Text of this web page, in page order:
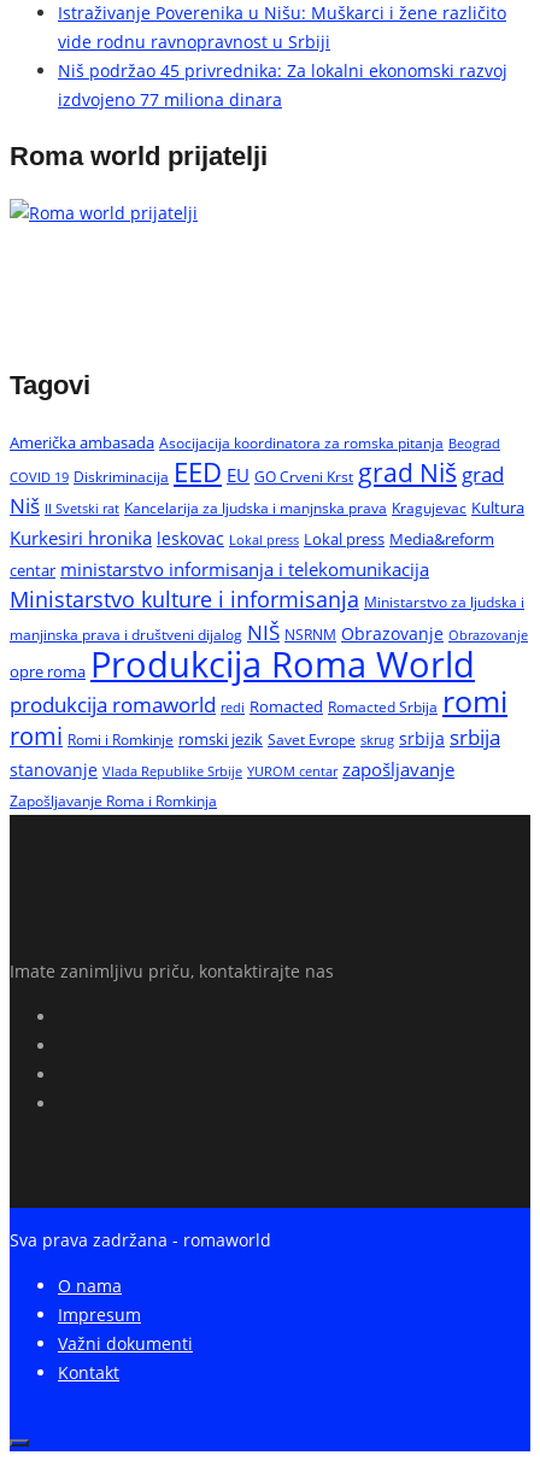
Istraživanje Poverenika u Nišu: Muškarci i žene različito
vide rodnu ravnopravnost u Srbiji
Niš podržao 45 privrednika: Za lokalni ekonomski razvoj
izdvojeno 77 miliona dinara
Roma world prijatelji
Tagovi
Američka ambasada Asocijacija koordinatora za romska pitanja Beograd
COVID 19 Diskriminacija EED EU GO Crveni Krst grad Niš grad
Niš II Svetski rat Kancelarija za ljudska i manjnska prava Kragujevac Kultura
Kurkesiri hronika leskovac Lokal press Lokal press Media&reform
centar ministarstvo informisanja i telekomunikacija
Ministarstvo kulture i informisanja Ministarstvo za ljudska i
manjinska prava i društveni dijalog NIŠ NSRNM Obrazovanje Obrazovanje
opre roma Produkcija Roma World
produkcija romaworld redi Romacted Romacted Srbija romi
romi Romi i Romkinje romski jezik Savet Evrope skrug srbija srbija
stanovanje Vlada Republike Srbije YUROM centar zapošljavanje
Zapošljavanje Roma i Romkinja
Imate zanimljivu priču, kontaktirajte nas
Sva prava zadržana - romaworld
O nama
Impresum
Važni dokumenti
Kontakt